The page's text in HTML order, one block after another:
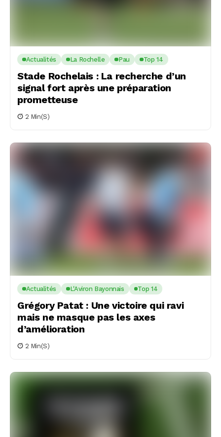
Actualités La Rochelle Pau Top 14
Stade Rochelais : La recherche d’un
signal fort après une préparation
prometteuse
2 Min(s)
Actualités L'Aviron Bayonnais Top 14
Grégory Patat : Une victoire qui ravi
mais ne masque pas les axes
d’amélioration
2 Min(s)